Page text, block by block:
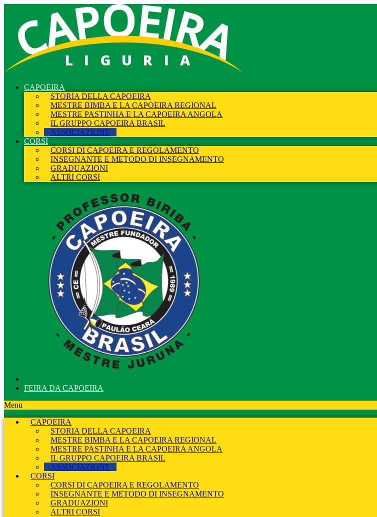
LIGURIA
CAPOEIRA
STORIA DELLA CAPOEIRA
MESTRE BIMBA E LA CAPOEIRA REGIONAL
MESTRE PASTINHA E LA CAPOEIRA ANGOLA
IL GRUPPO CAPOEIRA BRASIL
ASSOCIAZIONE
CORSI
CORSI DI CAPOEIRA E REGOLAMENTO
INSEGNANTE E METODO DI INSEGNAMENTO
GRADUAZIONI
ALTRI CORSI
FEIRA DA CAPOEIRA
Menu
CAPOEIRA
STORIA DELLA CAPOEIRA
MESTRE BIMBA E LA CAPOEIRA REGIONAL
MESTRE PASTINHA E LA CAPOEIRA ANGOLA
IL GRUPPO CAPOEIRA BRASIL
ASSOCIAZIONE
CORSI
CORSI DI CAPOEIRA E REGOLAMENTO
INSEGNANTE E METODO DI INSEGNAMENTO
GRADUAZIONI
ALTRI CORSI